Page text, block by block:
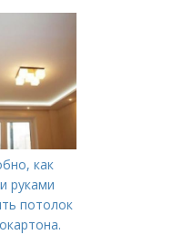
как
руками
потолок